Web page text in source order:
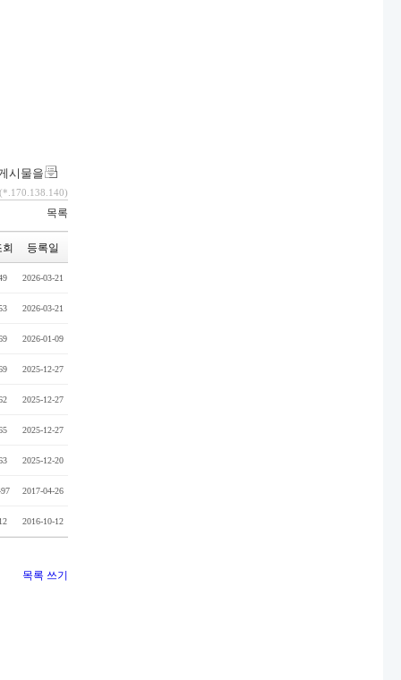
시물을
(*.170.138.140)
목록
회 등록일
2026-03-21
2026-03-21
2026-01-09
2025-12-27
2025-12-27
2025-12-27
2025-12-20
2017-04-26
12 2016-10-12
목록 쓰기